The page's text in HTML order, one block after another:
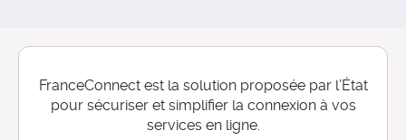
FranceConnect est la solution proposée par l’État
pour sécuriser et simplifier la connexion à vos
services en ligne.